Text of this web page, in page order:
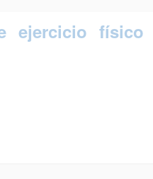
ejercicio